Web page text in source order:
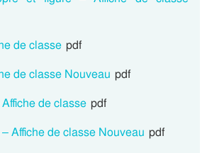
de classe pdf
de classe Nouveau pdf
de classe pdf
Affiche de classe Nouveau pdf